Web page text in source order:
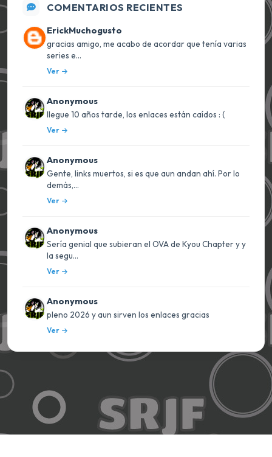
COMENTARIOS RECIENTES
ErickMuchogusto
gracias amigo, me acabo de acordar que tenía varias
series e...
Ver
Anonymous
llegue 10 años tarde, los enlaces están caídos : (
Ver
Anonymous
Gente, links muertos, si es que aun andan ahí. Por lo
demás,...
Ver
Anonymous
Sería genial que subieran el OVA de Kyou Chapter y y
la segu...
Ver
Anonymous
pleno 2026 y aun sirven los enlaces gracias
Ver